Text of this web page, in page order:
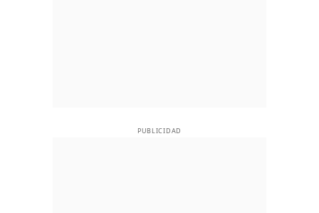
PUBLICIDAD